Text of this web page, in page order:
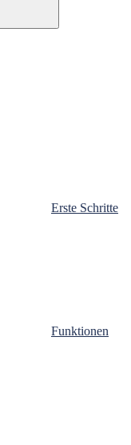
Erste Schritte
Funktionen